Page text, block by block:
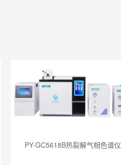
PY-GC5618B热裂解气相色谱仪